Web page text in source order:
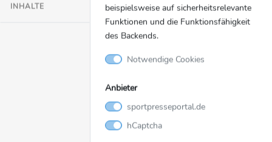
CasinoClub, Foxy Bingo, Gala, Gioco Digitale,
Partypoker und Party-Casino. Die Gruppe besitzt
proprietäre Technologie in allen ihren
Kernproduktvertikalen und bietet zusätzlich zu
Reihe von Drittkunden auf B2B-Basis an. Die
Gruppe betreibt auch ein Joint-Venture mit MGM
Resorts, um das Sportwetten- und
INHALTE
beispielsweise auf sicherheitsrelevante
Funktionen und die Funktionsfähigkeit
des Backends.
Notwendige Cookies
Anbieter
sportpresseportal.de
hCaptcha